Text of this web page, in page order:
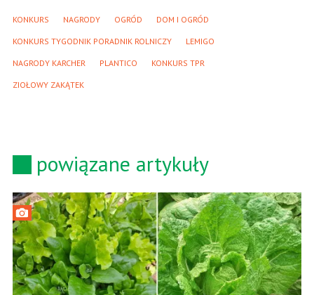
KONKURS NAGRODY OGRÓD DOM I OGRÓD
KONKURS TYGODNIK PORADNIK ROLNICZY LEMIGO
NAGRODY KARCHER PLANTICO KONKURS TPR
ZIOŁOWY ZAKĄTEK
powiązane artykuły